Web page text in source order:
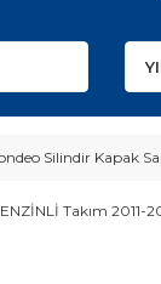
Silindir Kapak